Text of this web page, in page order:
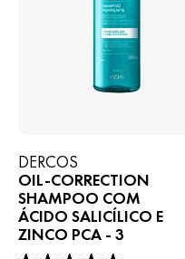
DERCOS
OIL-CORRECTION
SHAMPOO COM
ÁCIDO SALICÍLICO E
ZINCO PCA - 3